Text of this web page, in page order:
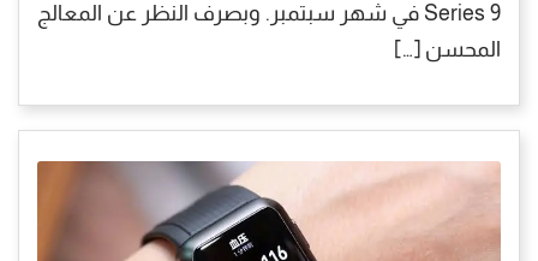
Series 9 في شهر سبتمبر. وبصرف النظر عن المعالج
المحسن […]